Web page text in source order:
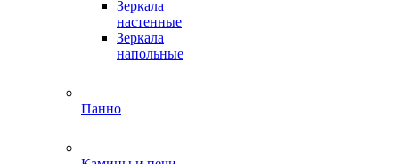
Зеркала
настенные
Зеркала
напольные
Панно